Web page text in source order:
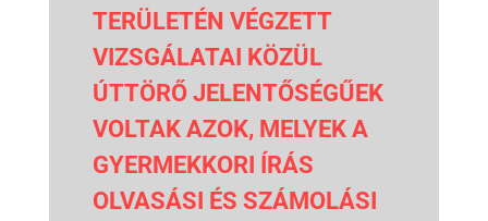
TERÜLETÉN VÉGZETT
VIZSGÁLATAI KÖZÜL
ÚTTÖRŐ JELENTŐSÉGŰEK
VOLTAK AZOK, MELYEK A
GYERMEKKORI ÍRÁS
OLVASÁSI ÉS SZÁMOLÁSI